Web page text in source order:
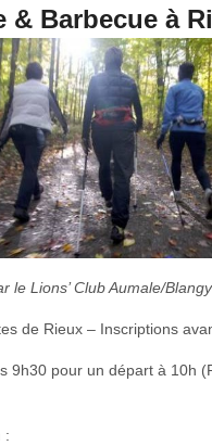
& Barbecue à
le Lions’ Club Aumale/Blangy
de Rieux – Inscriptions
9h30 pour un départ à 10h
: